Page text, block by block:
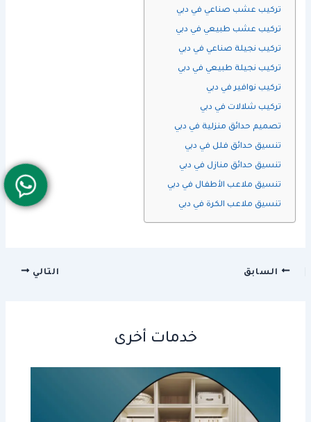
تركيب عشب صناعي في دبي
تركيب عشب طبيعي في دبي
تركيب نجيلة صناعي في دبي
تركيب نجيلة طبيعي في دبي
تركيب نوافير في دبي
تركيب شلالات في دبي
تصميم حدائق منزلية في دبي
تنسيق حدائق فلل في دبي
تنسيق حدائق منازل في دبي
تنسيق ملاعب الأطفال في دبي
تنسيق ملاعب الكرة في دبي
السابق التالي
خدمات أخرى